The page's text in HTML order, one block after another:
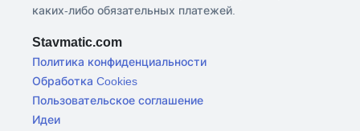
каких-либо обязательных платежей.
Stavmatic.com
Политика конфиденциальности
Обработка Cookies
Пользовательское соглашение
Идеи